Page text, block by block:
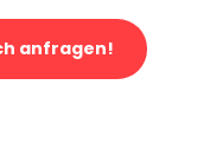
anfragen!